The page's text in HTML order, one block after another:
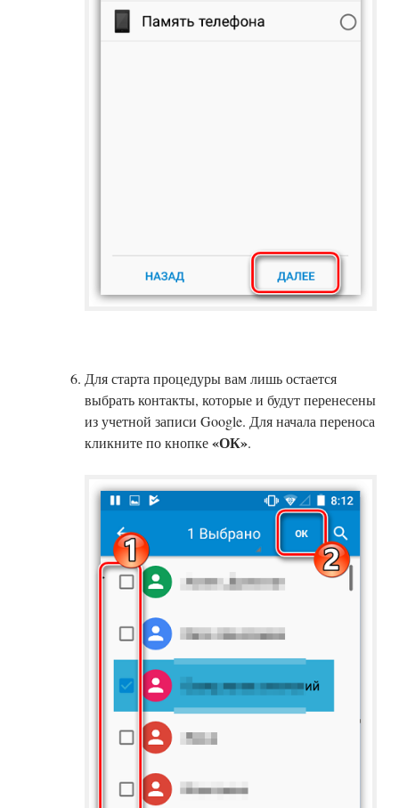
Для старта процедуры вам лишь остается
выбрать контакты, которые и будут перенесены
из учетной записи Google. Для начала переноса
кликните по кнопке«ОК».